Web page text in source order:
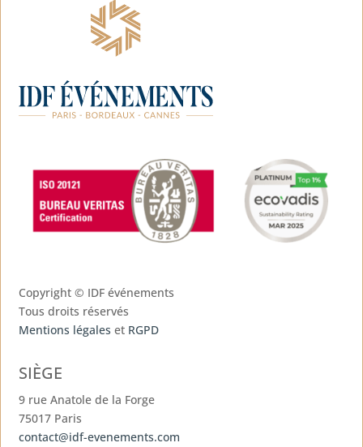
Copyright © IDF événements
Tous droits réservés
Mentions légales et RGPD
SIÈGE
9 rue Anatole de la Forge
75017 Paris
contact@idf-evenements.com